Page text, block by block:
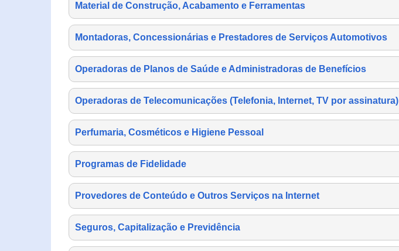
Material de Construção, Acabamento e Ferramentas
Montadoras, Concessionárias e Prestadores de Serviços Automotivos
Operadoras de Planos de Saúde e Administradoras de Benefícios
Operadoras de Telecomunicações (Telefonia, Internet, TV por assinatura)
Perfumaria, Cosméticos e Higiene Pessoal
Programas de Fidelidade
Provedores de Conteúdo e Outros Serviços na Internet
Seguros, Capitalização e Previdência